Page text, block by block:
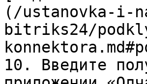
(/ustanovka-i-
bitriks24/
10. Введите